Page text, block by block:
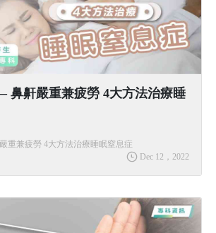
鼻鼾嚴重兼疲勞 4大方法治療睡
重兼疲勞 4大方法治療睡眠窒息症
Dec 12，2022